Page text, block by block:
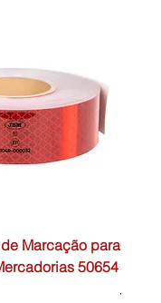
Marcação para
50654
Preço
45,00 €